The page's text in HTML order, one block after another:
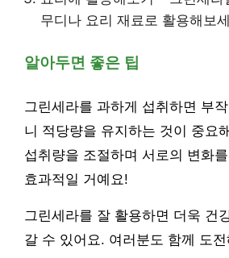
무디나 요리 재료로 활용해보
알아두면 좋은 팁
그린세라를 과하게 섭취하면 부
니 적당량을 유지하는 것이 중요
섭취량을 조절하며 서로의 변화
효과적일 거예요!
그린세라를 잘 활용하면 더욱 건
갈 수 있어요. 여러분도 함께 도